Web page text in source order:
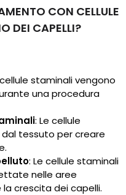
CON CELLULE
DEI CAPELLI?
staminali vengono
una procedura
: Le cellule
tessuto per creare
: Le cellule staminali
nelle aree
crescita dei capelli.